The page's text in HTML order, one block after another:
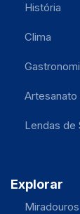
História
Clima
Lendas de
Explorar